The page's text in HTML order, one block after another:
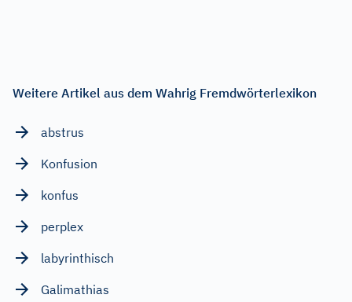
Weitere Artikel aus dem Wahrig Fremdwörterlexikon
abstrus
Konfusion
konfus
perplex
labyrinthisch
Galimathias